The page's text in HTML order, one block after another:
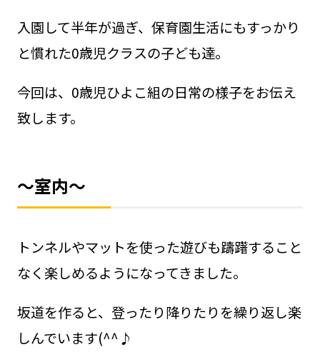
入園して半年が過ぎ、保育園生活にもすっかり
と慣れた0歳児クラスの子ども達。
今回は、0歳児ひよこ組の日常の様子をお伝え
致します。
～室内～
トンネルやマットを使った遊びも躊躇すること
なく楽しめるようになってきました。
坂道を作ると、登ったり降りたりを繰り返し楽
しんでいます(^^♪